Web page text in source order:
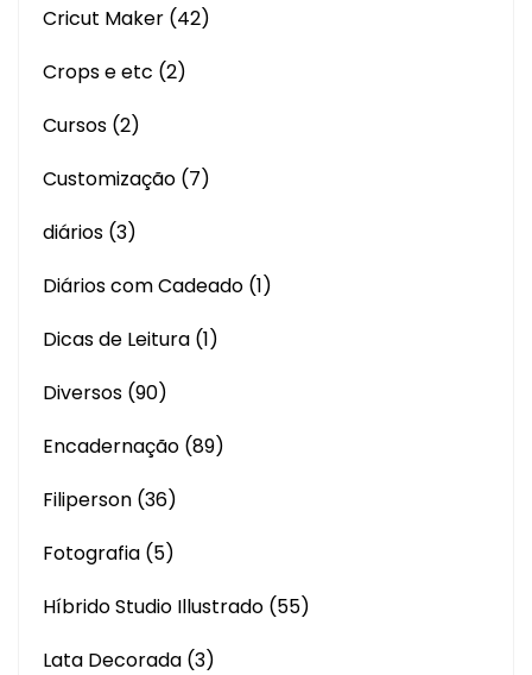
Cricut Maker (42)
Crops e etc (2)
Cursos (2)
Customização (7)
diários (3)
Diários com Cadeado (1)
Dicas de Leitura (1)
Diversos (90)
Encadernação (89)
Filiperson (36)
Fotografia (5)
Híbrido Studio Illustrado (55)
Lata Decorada (3)